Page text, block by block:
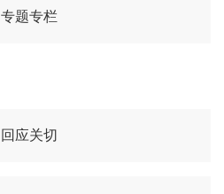
专题专栏
回应关切